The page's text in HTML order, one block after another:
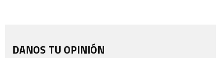
DANOS TU OPINIÓN